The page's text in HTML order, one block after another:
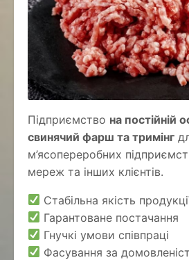
Підприємство на постійній
свинячий фарш та тримінг
м’ясопереробних
мереж та інших клієнтів.
Стабільна якість
Гарантоване постачання
Гнучкі умови співпраці
Фасування за